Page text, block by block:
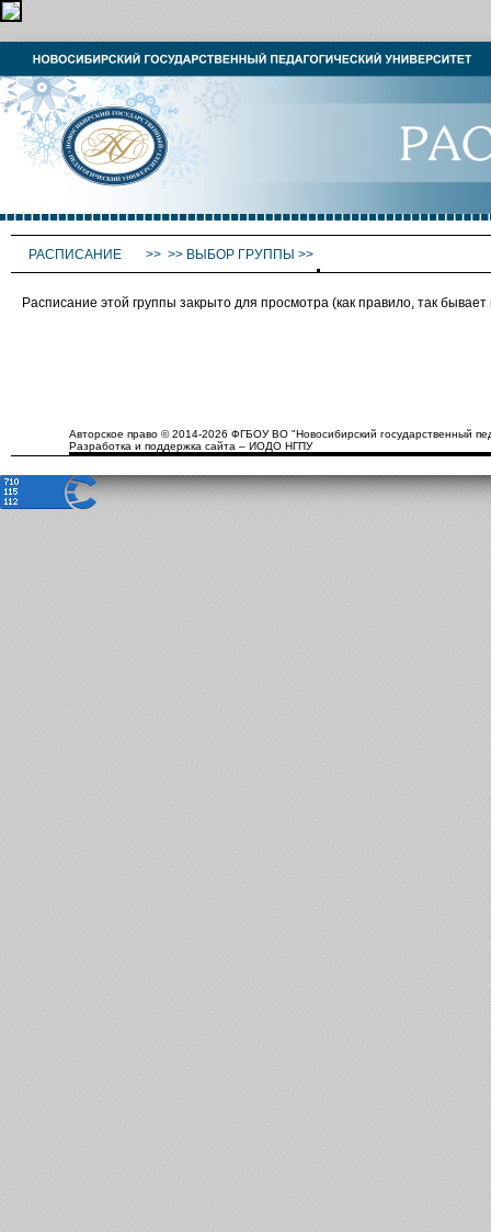
РАСПИСАНИЕ >> >> ВЫБОР ГРУППЫ >>
Расписание этой группы закрыто для просмотра (как правило, так
Авторское право © 2014-2026 ФГБОУ ВО "Новосибирский государственный
Разработка и поддержка сайта – ИОДО НГПУ